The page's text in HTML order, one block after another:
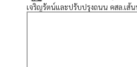
เจริญรัตน์และปรับปรุงถนน คสล.เส้